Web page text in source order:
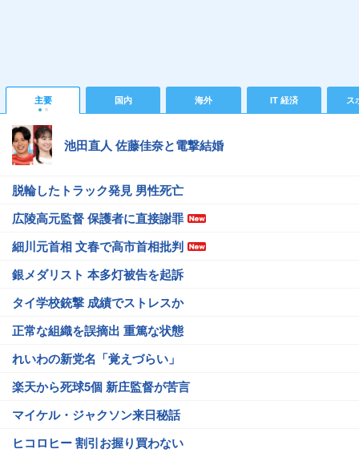
主要 国内 海外 IT 経済 ス
池田直人 佐藤佳奈と電撃結婚
脱輪したトラック発見 男性死亡
広陵高元監督 保護者に直接謝罪
細川元首相 文春で高市首相批判
銀メダリスト 本多灯被告を起訴
タイ学校銃撃 成績でストレスか
正常な組織を誤摘出 重篤な状態
れいわの新党名「覚えづらい」
楽天から死球5個 新庄監督が苦言
マイケル・ジャクソン来日秘話
ヒコロヒー 割引お握り買わない